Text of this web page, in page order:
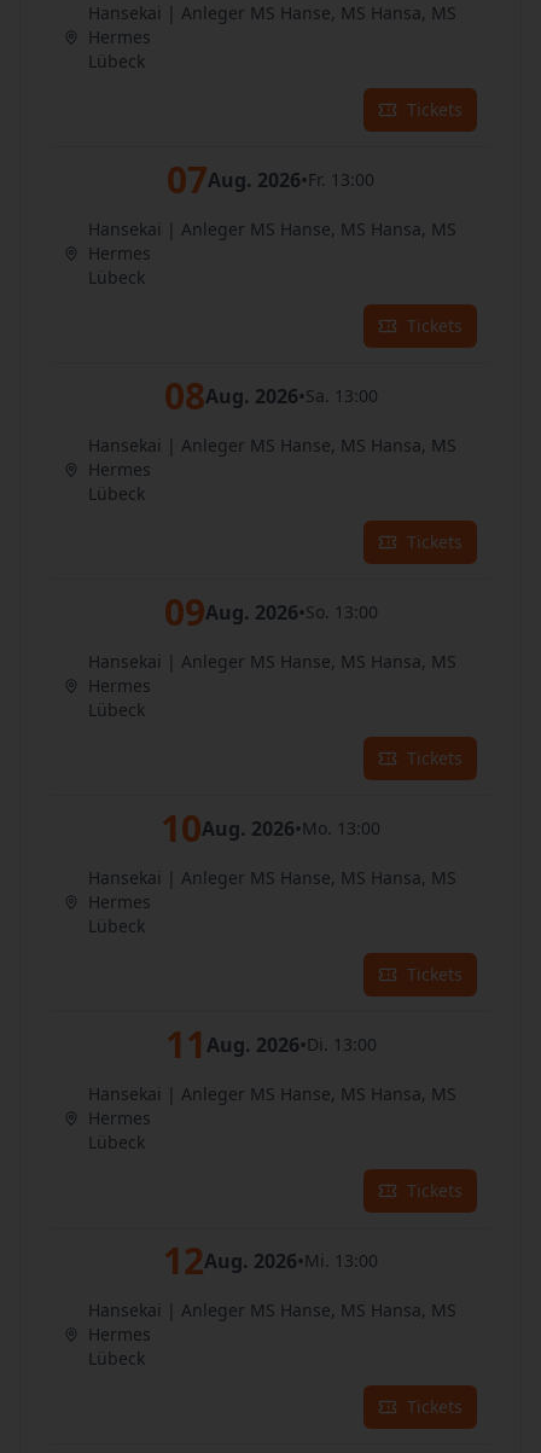
Hansekai | Anleger MS Hanse, MS Hansa, MS
Hermes
Lübeck
Tickets
07Aug. 2026•Fr. 13:00
Hansekai | Anleger MS Hanse, MS Hansa, MS
Hermes
Lübeck
Tickets
08Aug. 2026•Sa. 13:00
Hansekai | Anleger MS Hanse, MS Hansa, MS
Hermes
Lübeck
Tickets
09Aug. 2026•So. 13:00
Hansekai | Anleger MS Hanse, MS Hansa, MS
Hermes
Lübeck
Tickets
10Aug. 2026•Mo. 13:00
Hansekai | Anleger MS Hanse, MS Hansa, MS
Hermes
Lübeck
Tickets
11 Aug. 2026•Di. 13:00
Hansekai | Anleger MS Hanse, MS Hansa, MS
Hermes
Lübeck
Tickets
12Aug. 2026•Mi. 13:00
Hansekai | Anleger MS Hanse, MS Hansa, MS
Hermes
Lübeck
Tickets